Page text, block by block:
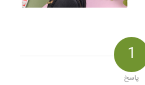
1
پاسخ